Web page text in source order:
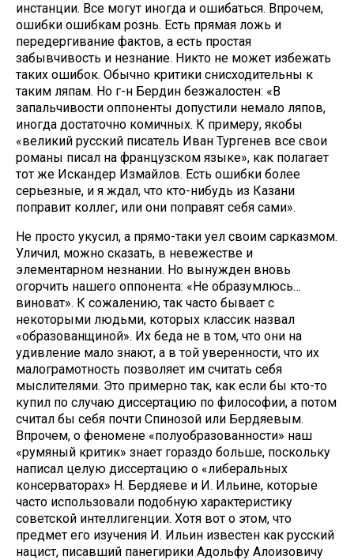
инстанции. Все могут иногда и ошибаться. Впрочем,
ошибки ошибкам рознь. Есть прямая ложь и
передергивание фактов, а есть простая
забывчивость и незнание. Никто не может избежать
таких ошибок. Обычно критики снисходительны к
таким ляпам. Но г-н Бердин безжалостен: «В
запальчивости оппоненты допустили немало ляпов,
иногда достаточно комичных. К примеру, якобы
«великий русский писатель Иван Тургенев все свои
романы писал на французском языке», как полагает
тот же Искандер Измайлов. Есть ошибки более
серьезные, и я ждал, что кто-нибудь из Казани
поправит коллег, или они поправят себя сами».
Не просто укусил, а прямо-таки уел своим сарказмом.
Уличил, можно сказать, в невежестве и
элементарном незнании. Но вынужден вновь
огорчить нашего оппонента: «Не образумлюсь…
виноват». К сожалению, так часто бывает с
некоторыми людьми, которых классик назвал
«образованщиной». Их беда не в том, что они на
удивление мало знают, а в той уверенности, что их
малограмотность позволяет им считать себя
мыслителями. Это примерно так, как если бы кто-то
купил по случаю диссертацию по философии, а потом
считал бы себя почти Спинозой или Бердяевым.
Впрочем, о феномене «полуобразованности» наш
«румяный критик» знает гораздо больше, поскольку
написал целую диссертацию о «либеральных
консерваторах» Н. Бердяеве и И. Ильине, которые
часто использовали подобную характеристику
советской интеллигенции. Хотя вот о этом, что
предмет его изучения И. Ильин известен как русский
нацист, писавший панегирики Адольфу Алоизовичу